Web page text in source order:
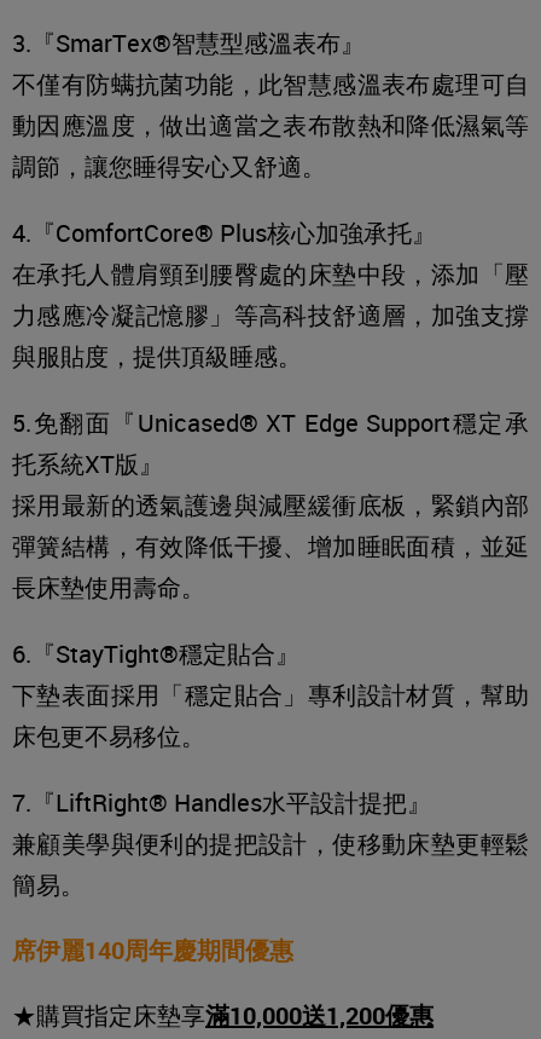
3.『SmarTex®智慧型感溫表布』
不僅有防螨抗菌功能，此智慧感溫表布處理可自
動因應溫度，做出適當之表布散熱和降低濕氣等
調節，讓您睡得安心又舒適。
4.『ComfortCore® Plus核心加強承托』
在承托人體肩頸到腰臀處的床墊中段，添加「壓
力感應冷凝記憶膠」等高科技舒適層，加強支撐
與服貼度，提供頂級睡感。
5.免翻面『Unicased® XT Edge Support穩定承
托系統XT版』
採用最新的透氣護邊與減壓緩衝底板，緊鎖內部
彈簧結構，有效降低干擾、增加睡眠面積，並延
長床墊使用壽命。
6.『StayTight®穩定貼合』
下墊表面採用「穩定貼合」專利設計材質，幫助
床包更不易移位。
7.『LiftRight® Handles水平設計提把』
兼顧美學與便利的提把設計，使移動床墊更輕鬆
簡易。
席伊麗140周年慶期間優惠
★購買指定床墊享滿10,000送1,200優惠